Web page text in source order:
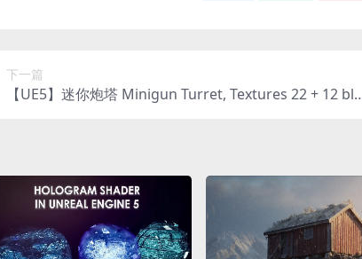
下一篇
【UE5】迷你炮塔 Minigun Turret, Textures 22 + 12 bla